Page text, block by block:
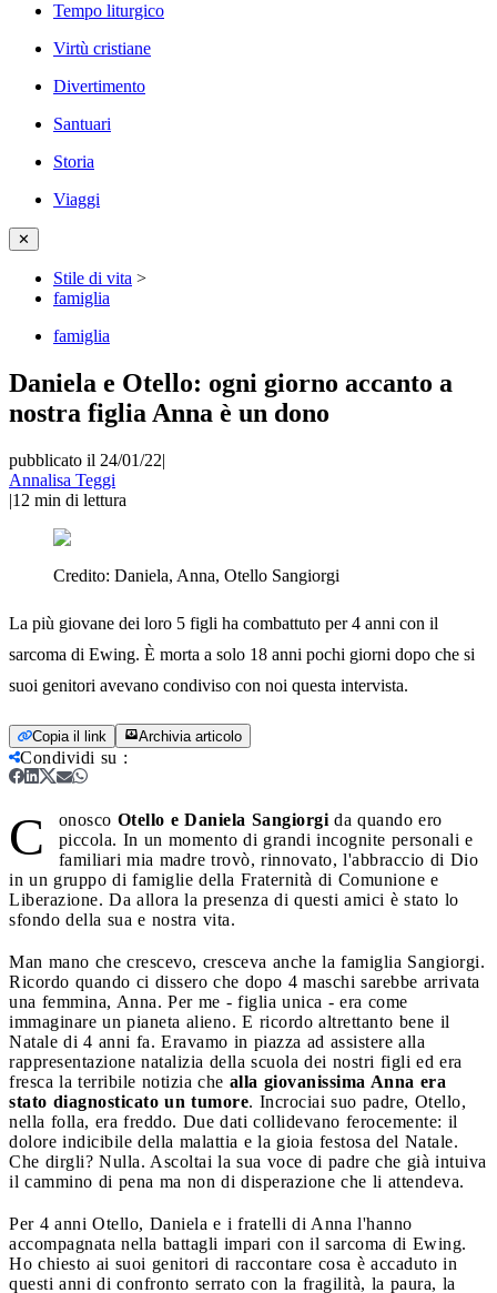
Tempo liturgico
Virtù cristiane
Divertimento
Santuari
Storia
Viaggi
✕
Stile di vita >
famiglia
famiglia
Daniela e Otello: ogni giorno accanto a
nostra figlia Anna è un dono
pubblicato il 24/01/22|
Annalisa Teggi
|12 min di lettura
Credito: Daniela, Anna, Otello Sangiorgi
La più giovane dei loro 5 figli ha combattuto per 4 anni con il
sarcoma di Ewing. È morta a solo 18 anni pochi giorni dopo che si
suoi genitori avevano condiviso con noi questa intervista.
Copia il link Archivia articolo
Condividi su :
C onosco Otello e Daniela Sangiorgi da quando ero
piccola. In un momento di grandi incognite personali e
familiari mia madre trovò, rinnovato, l'abbraccio di Dio
in un gruppo di famiglie della Fraternità di Comunione e
Liberazione. Da allora la presenza di questi amici è stato lo
sfondo della sua e nostra vita.
Man mano che crescevo, cresceva anche la famiglia Sangiorgi.
Ricordo quando ci dissero che dopo 4 maschi sarebbe arrivata
una femmina, Anna. Per me - figlia unica - era come
immaginare un pianeta alieno. E ricordo altrettanto bene il
Natale di 4 anni fa. Eravamo in piazza ad assistere alla
rappresentazione natalizia della scuola dei nostri figli ed era
fresca la terribile notizia che alla giovanissima Anna era
stato diagnosticato un tumore. Incrociai suo padre, Otello,
nella folla, era freddo. Due dati collidevano ferocemente: il
dolore indicibile della malattia e la gioia festosa del Natale.
Che dirgli? Nulla. Ascoltai la sua voce di padre che già intuiva
il cammino di pena ma non di disperazione che li attendeva.
Per 4 anni Otello, Daniela e i fratelli di Anna l'hanno
accompagnata nella battagli impari con il sarcoma di Ewing.
Ho chiesto ai suoi genitori di raccontare cosa è accaduto in
questi anni di confronto serrato con la fragilità, la paura, la